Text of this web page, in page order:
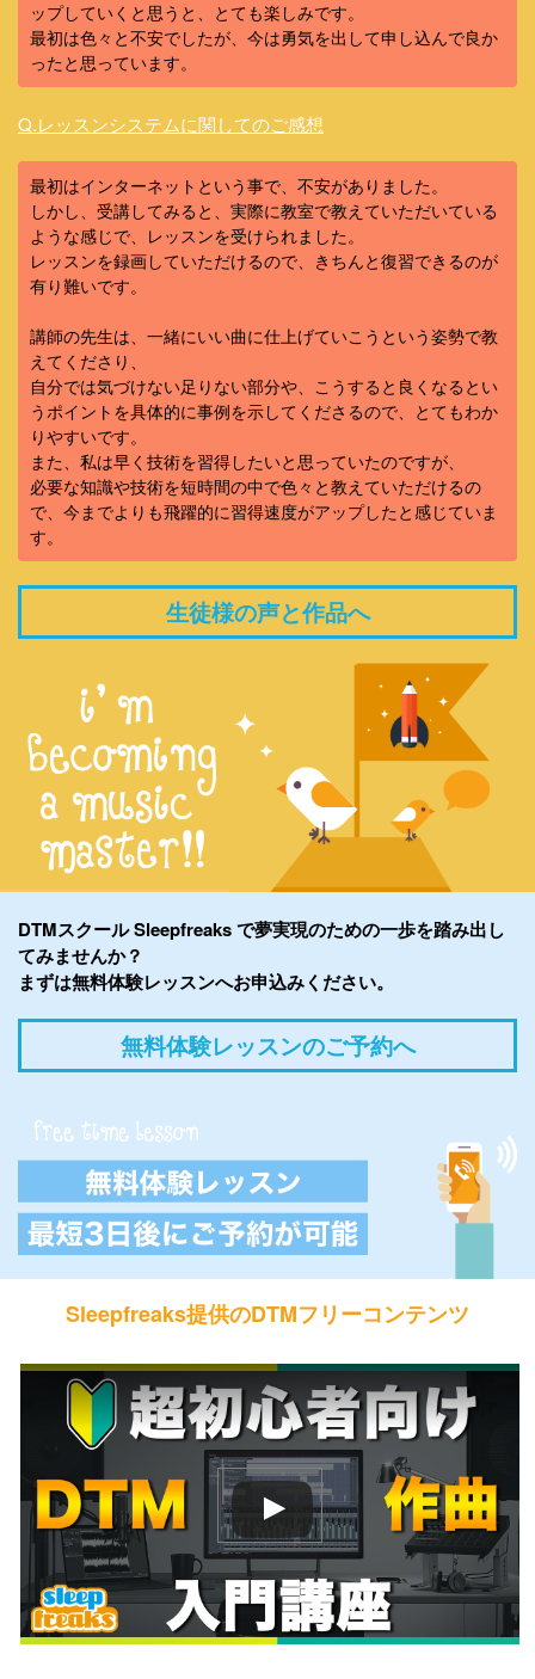
ップしていくと思うと、とても楽しみです。
最初は色々と不安でしたが、今は勇気を出して申し込んで良か
ったと思っています。
Q.レッスンシステムに関してのご感想
最初はインターネットという事で、不安がありました。
しかし、受講してみると、実際に教室で教えていただいている
ような感じで、レッスンを受けられました。
レッスンを録画していただけるので、きちんと復習できるのが
有り難いです。
講師の先生は、一緒にいい曲に仕上げていこうという姿勢で教
えてくださり、
自分では気づけない足りない部分や、こうすると良くなるとい
うポイントを具体的に事例を示してくださるので、とてもわか
りやすいです。
また、私は早く技術を習得したいと思っていたのですが、
必要な知識や技術を短時間の中で色々と教えていただけるの
で、今までよりも飛躍的に習得速度がアップしたと感じていま
す。
生徒様の声と作品へ
DTMスクール Sleepfreaks で夢実現のための一歩を踏み出し
てみませんか？
まずは無料体験レッスンへお申込みください。
無料体験レッスンのご予約へ
Sleepfreaks提供のDTMフリーコンテンツ